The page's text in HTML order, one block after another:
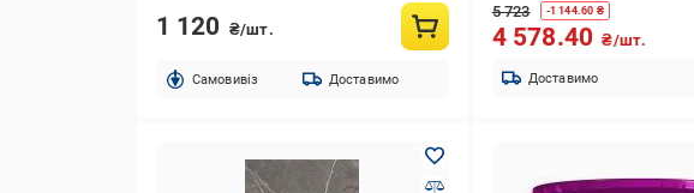
1 120 ₴/шт.
Cамовивіз Доставимо
5 723 -1 144.60 ₴
4 578.40 ₴/шт.
Доставимо